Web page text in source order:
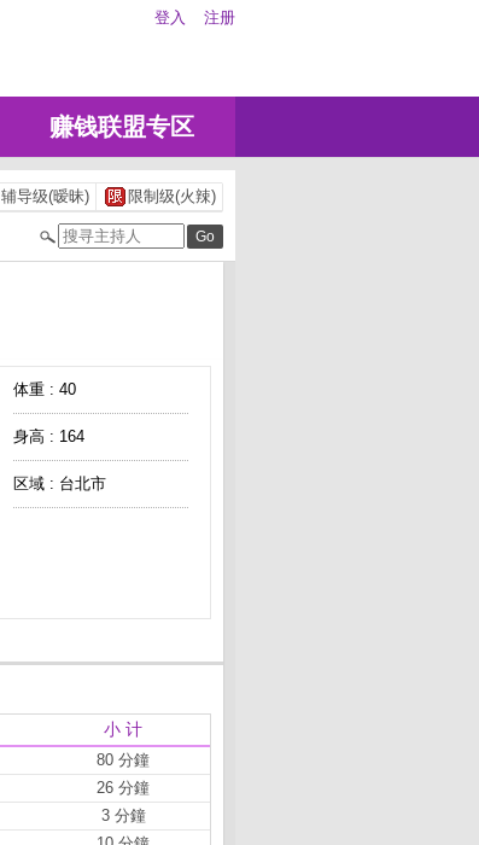
登入 注册
赚钱联盟专区
辅导级(暧昧) 限制级(火辣)
体重 : 40
身高 : 164
区域 : 台北市
小 计
80 分鐘
26 分鐘
3 分鐘